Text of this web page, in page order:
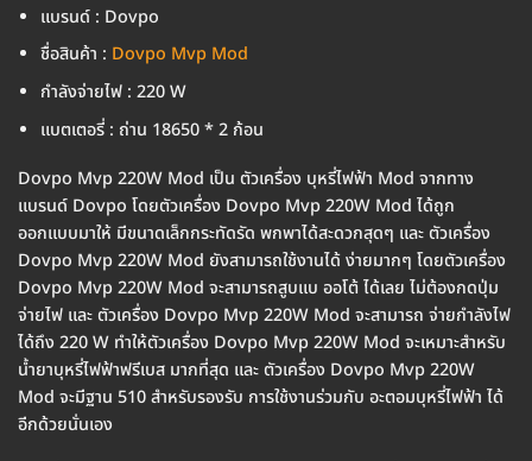
แบรนด์ : Dovpo
ชื่อสินค้า : Dovpo Mvp Mod
กำลังจ่ายไฟ : 220 W
แบตเตอรี่ : ถ่าน 18650 * 2 ก้อน
Dovpo Mvp 220W Mod เป็น ตัวเครื่อง บุหรี่ไฟฟ้า Mod จากทาง
แบรนด์ Dovpo โดยตัวเครื่อง Dovpo Mvp 220W Mod ได้ถูก
ออกแบบมาให้ มีขนาดเล็กกระทัดรัด พกพาได้สะดวกสุดๆ และ ตัวเครื่อง
Dovpo Mvp 220W Mod ยังสามารถใช้งานได้ ง่ายมากๆ โดยตัวเครื่อง
Dovpo Mvp 220W Mod จะสามารถสูบแบ ออโต้ ได้เลย ไม่ต้องกดปุ่ม
จ่ายไฟ และ ตัวเครื่อง Dovpo Mvp 220W Mod จะสามารถ จ่ายกำลังไฟ
ได้ถึง 220 W ทำให้ตัวเครื่อง Dovpo Mvp 220W Mod จะเหมาะสำหรับ
น้ำยาบุหรี่ไฟฟ้าฟรีเบส มากที่สุด และ ตัวเครื่อง Dovpo Mvp 220W
Mod จะมีฐาน 510 สำหรับรองรับ การใช้งานร่วมกับ อะตอมบุหรี่ไฟฟ้า ได้
อีกด้วยนั่นเอง